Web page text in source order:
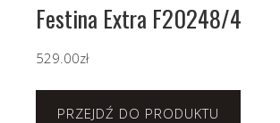
Festina Extra F20248/4
529.00zł
PRZEJDŹ DO PRODUKTU